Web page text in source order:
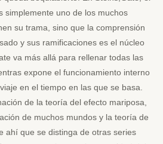
simplemente uno de los muchos
su trama, sino que la comprensión
y sus ramificaciones es el núcleo
va más allá para rellenar todas las
expone el funcionamiento interno
en el tiempo en las que se basa.
de la teoría del efecto mariposa,
de muchos mundos y la teoría de
ahí que se distinga de otras series